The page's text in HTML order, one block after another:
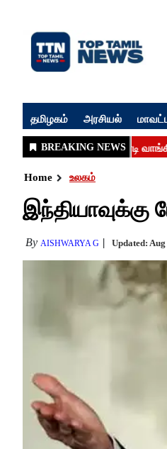
தமிழகம் அரசியல்
Home உலகம்
இந்தியாவுக்கு
By AISHWARYA G Updated: